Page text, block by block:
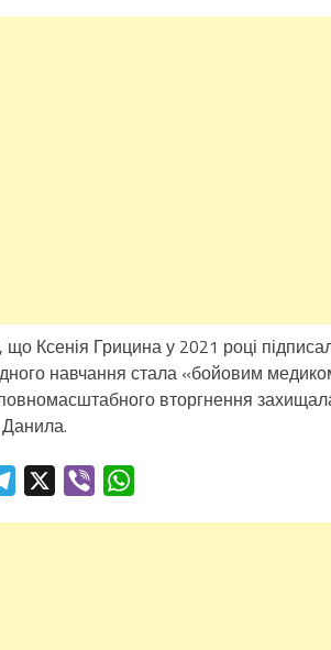
що Ксенія Грицина у 2021 році
навчання стала «бойовим
вторгнення
Telegram Viber